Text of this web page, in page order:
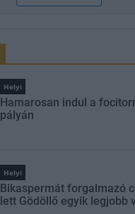
Helyi
Hamarosan indul a
pályán
Helyi
Bikaspermát forgalmazó
lett Gödöllő egyik legjobb